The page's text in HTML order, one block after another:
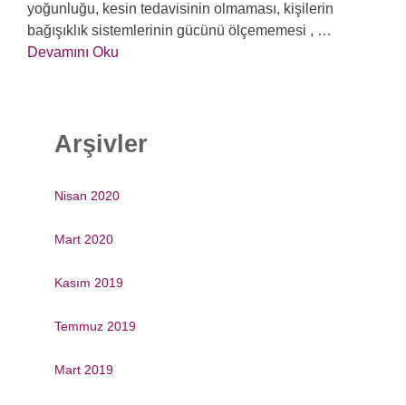
yoğunluğu, kesin tedavisinin olmaması, kişilerin
bağışıklık sistemlerinin gücünü ölçememesi , …
Devamını Oku
Arşivler
Nisan 2020
Mart 2020
Kasım 2019
Temmuz 2019
Mart 2019